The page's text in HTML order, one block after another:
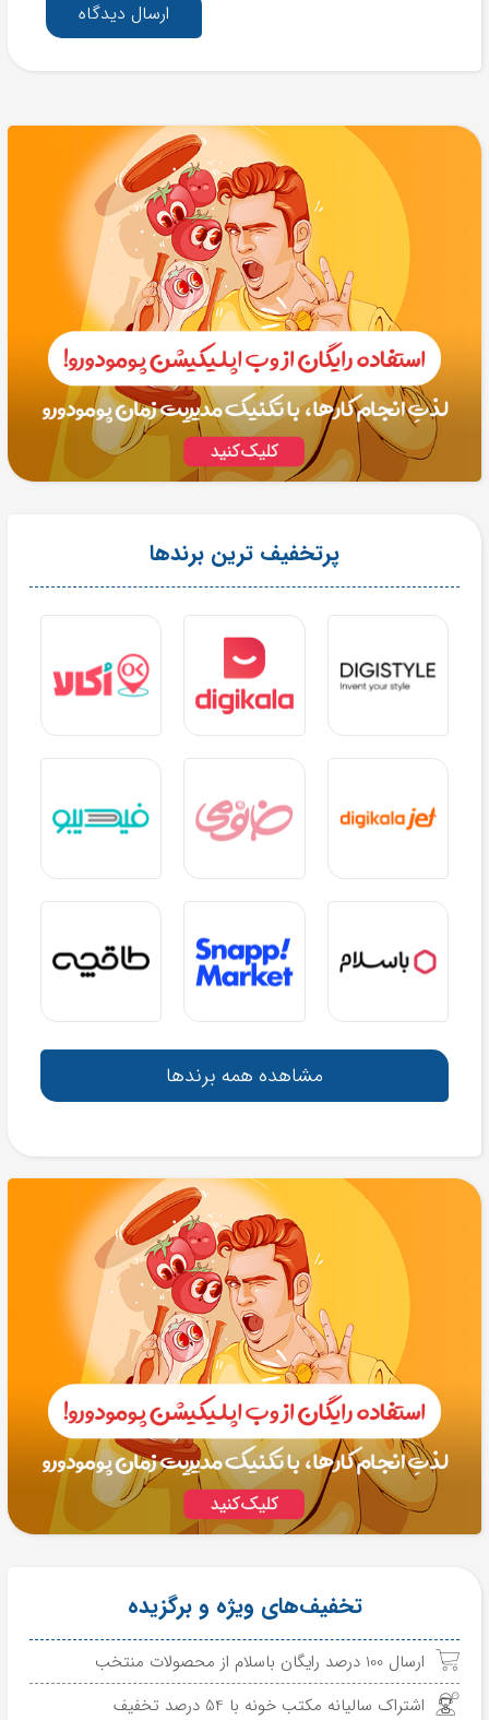
ارسال دیدگاه
پرتخفیف ترین برندها
مشاهده همه برندها
تخفیف‌های ویژه و برگزیده
ارسال 100 درصد رایگان باسلام از محصولات منتخب
اشتراک سالیانه مکتب خونه با 54 درصد تخفیف